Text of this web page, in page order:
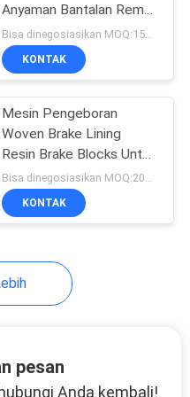
Rem
11
Rem
Anyaman Bantalan Rem
Anyaman untuk
Pengeboran Sumur
Minyak
KONTAK
Mesin Pengeboran
Woven Brake Lining
Resin Brake Blocks Untuk
Oil Well Drilling Rig
Bisa dinegosiasikan MOQ:200 pcs
KONTAK
pesan
Anda kembali!